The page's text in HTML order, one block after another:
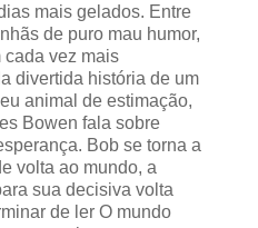
mais gelados. Entre
de puro mau humor,
cada vez mais
divertida história de um
animal de estimação,
Bowen fala sobre
Bob se torna a
volta ao mundo, a
sua decisiva volta
de ler O mundo